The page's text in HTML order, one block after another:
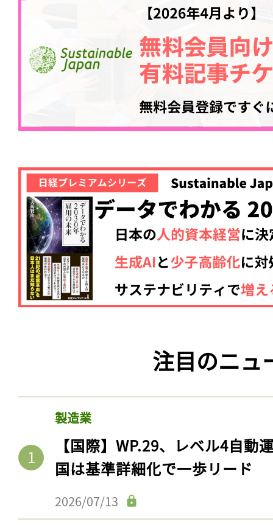
注目のニュ
製造業
【国際】WP.29、レベル4自動
国は基準詳細化で一歩リード
2026/07/13